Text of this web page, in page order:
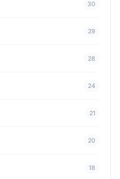
30
29
28
24
21
20
18